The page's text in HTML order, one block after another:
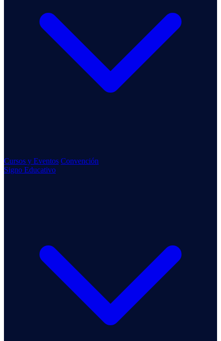
Cursos y Eventos Convención
Signo Educativo